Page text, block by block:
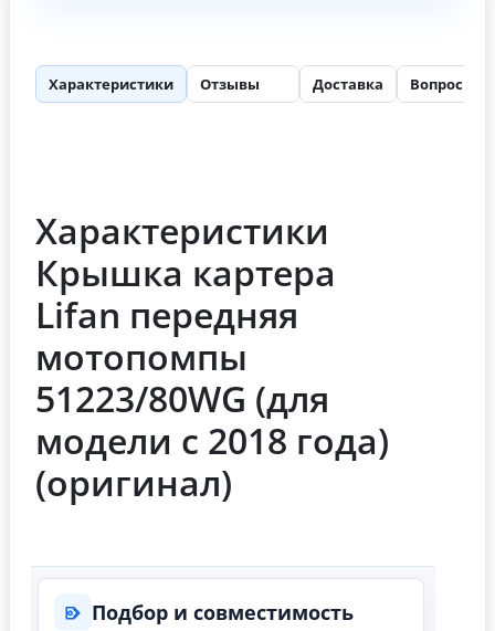
Характеристики Отзывы Доставка Вопросы
Характеристики
Крышка картера
Lifan передняя
мотопомпы
51223/80WG (для
модели с 2018 года)
(оригинал)
Подбор и совместимость